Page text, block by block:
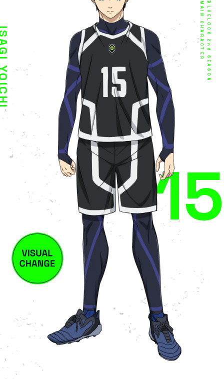
BLUELOCK 2nd SEASON
MAIN CHARACTER
潔
世一
15
BLUELOCK 2nd SEASON
MAIN CHARACTER
糸師
凛
1
BLUELOCK 2nd SEASON
MAIN CHARACTER
凪
誠士郎
7
BLUELOCK 2nd SEASON
MAIN CHARACTER
雪宮
剣優
23
BLUELOCK 2nd SEASON
MAIN CHARACTER
乙夜
影汰
33
BLUELOCK 2nd SEASON
MAIN CHARACTER
烏
旅人
69
BLUELOCK 2nd SEASON
MAIN CHARACTER
蜂楽
廻
16
BLUELOCK 2nd SEASON
MAIN CHARACTER
二子
一揮
63
BLUELOCK 2nd SEASON
MAIN CHARACTER
蟻生
十兵衛 2
BLUELOCK 2nd SEASON
MAIN CHARACTER
千切
豹馬
44
BLUELOCK 2nd SEASON
MAIN CHARACTER
我牙丸
吟
GIN
88
BLUELOCK 2nd SEASON
MAIN CHARACTER
雷市
陣吾
95
BLUELOCK 2nd SEASON
MAIN CHARACTER
御影
玲王
10
BLUELOCK 2nd SEASON
MAIN CHARACTER
馬狼
照英
18
BLUELOCK 2nd SEASON
MAIN CHARACTER
時光
青志
3
BLUELOCK 2nd SEASON
MAIN CHARACTER
氷織
羊
27
BLUELOCK 2nd SEASON
MAIN CHARACTER
七星
虹郎
99
BLUELOCK 2nd SEASON
MAIN CHARACTER
剣城
斬鉄
53
BLUELOCK 2nd SEASON
MAIN CHARACTER
五十嵐
栗夢 108
BLUELOCK 2nd SEASON
MAIN CHARACTER
帝襟
アンリ
BLUELOCK 2nd SEASON
MAIN CHARACTER
絵心
甚八
BLUELOCK 2nd SEASON
MAIN CHARACTER
糸師
冴
BLUELOCK 2nd SEASON
MAIN CHARACTER
オリヴァ
・
愛空
BLUELOCK 2nd SEASON
MAIN CHARACTER
閃堂
秋人
BLUELOCK 2nd SEASON
MAIN CHARACTER
超
健人
BLUELOCK 2nd SEASON
MAIN CHARACTER
狐里
輝
TERU BLUELOCK 2nd SEASON
MAIN CHARACTER
若月
樹
BLUELOCK 2nd SEASON
MAIN CHARACTER
颯
波留
BLUELOCK 2nd SEASON
MAIN CHARACTER
蛇来
弥勒
BLUELOCK 2nd SEASON
MAIN CHARACTER
仁王
和真
BLUELOCK 2nd SEASON
MAIN CHARACTER
音留
徹平
BLUELOCK 2nd SEASON
MAIN CHARACTER
不角
源
BLUELOCK 2nd SEASON
MAIN CHARACTER
士道
龍聖